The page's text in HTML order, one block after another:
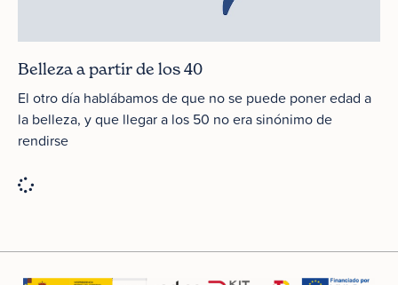
Belleza a partir de los 40
El otro día hablábamos de que no se puede poner edad a
la belleza, y que llegar a los 50 no era sinónimo de
rendirse